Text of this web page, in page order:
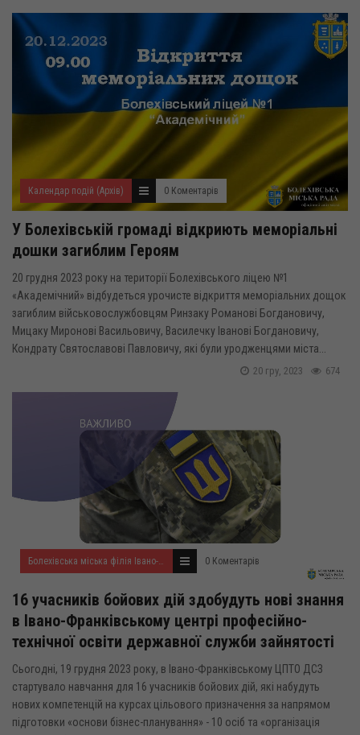
Календар подій (Архів) 0 Коментарів
У Болехівській громаді відкриють меморіальні
дошки загиблим Героям
20 грудня 2023 року на території Болехівського ліцею №1
«Академічний» відбудеться урочисте відкриття меморіальних дощок
загиблим військовослужбовцям Ринзаку Романові Богдановичу,
Мицаку Миронові Васильовичу, Василечку Іванові Богдановичу,
Кондрату Святославові Павловичу, які були уродженцями міста...
674
20 гру, 2023
Болехівська міська філія Івано-Франківського ОЦЗ 0 Коментарів
16 учасників бойових дій здобудуть нові знання
в Івано-Франківському центрі професійно-
технічної освіти державної служби зайнятості
Сьогодні, 19 грудня 2023 року, в Івано-Франківському ЦПТО ДСЗ
стартувало навчання для 16 учасників бойових дій, які набудуть
нових компетенцій на курсах цільового призначення за напрямом
підготовки «основи бізнес-планування» - 10 осіб та «організація